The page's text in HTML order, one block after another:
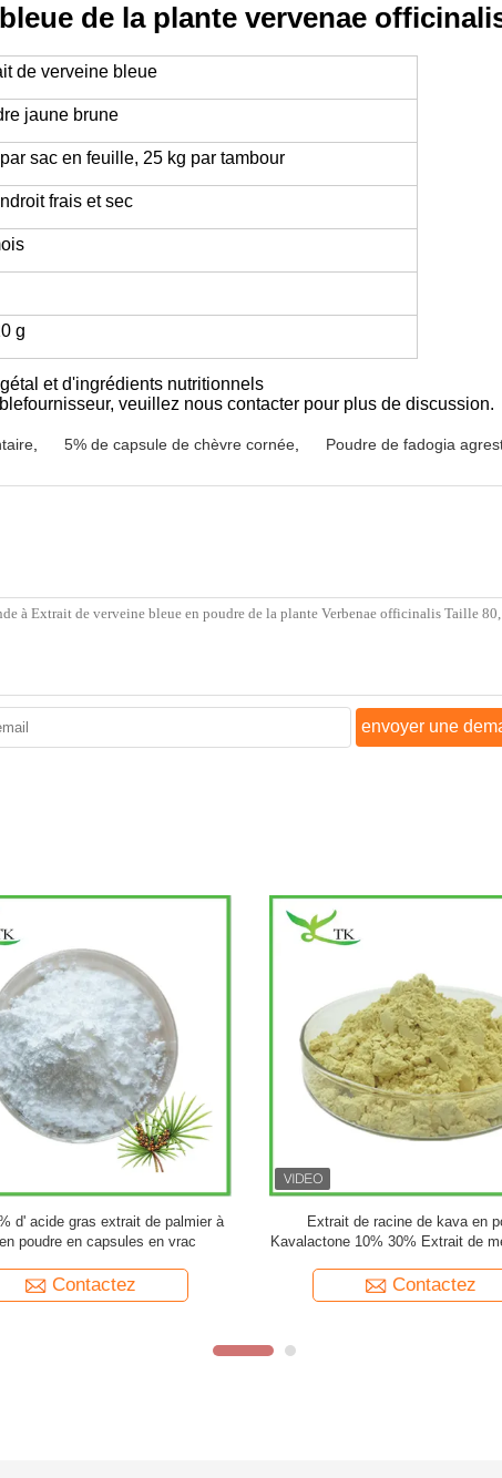
de la plante vervenae
de verveine bleue
jaune brune
sac en feuille, 25 kg par tambour
frais et sec
g
et d'ingrédients nutritionnels
fournisseur, veuillez nous contacter pour plus de discussion.
5% de capsule de chèvre cornée Poudre de fadogia
envoyer une
étrangère de la marque
Ginkgo Biloba en poudre
Contactez
Extrait de plante de ginkgo
poudre Flavones 24% Lactones
Contactez